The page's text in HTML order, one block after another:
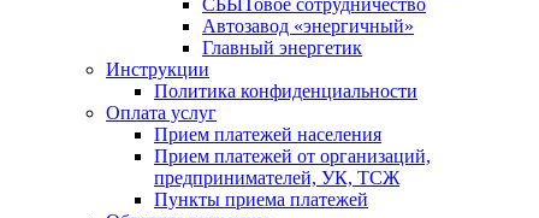
СБЫТовое сотрудничество
Автозавод «энергичный»
Главный энергетик
Инструкции
Политика конфиденциальности
Оплата услуг
Прием платежей населения
Прием платежей от организаций,
предпринимателей, УК, ТСЖ
Пункты приема платежей